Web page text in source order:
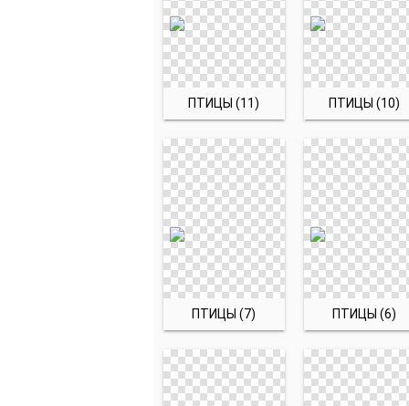
ПТИЦЫ (11) ПТИЦЫ (10)
ПТИЦЫ (7) ПТИЦЫ (6)